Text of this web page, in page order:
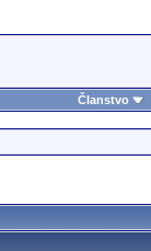
Članstvo